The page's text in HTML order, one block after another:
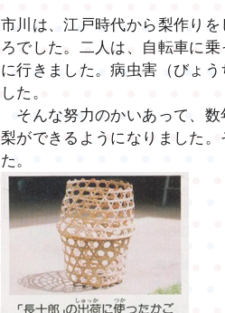
市川は、江戸時代から梨作り
ろでした。二人は、自転車に
に行きました。病虫害（びょ
した。
そんな努力のかいあって、数
梨ができるようになりました
た。